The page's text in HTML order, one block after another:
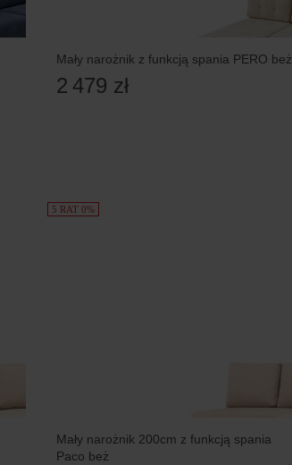
Mały narożnik z funkcją spania PERO beż
2 479 zł
5 RAT 0%
Mały narożnik 200cm z funkcją spania
Paco beż